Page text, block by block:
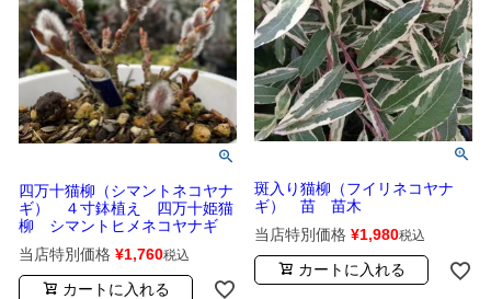
四万十猫柳（シマントネコヤナ
ギ） ４寸鉢植え 四万十姫猫
柳 シマントヒメネコヤナギ
当店特別価格 ¥1,760税込
カートに入れる
斑入り猫柳（フイリネコヤナ
ギ） 苗 苗木
当店特別価格 ¥1,980税込
カートに入れる